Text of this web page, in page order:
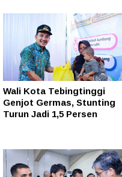
Wali Kota Tebingtinggi
Genjot Germas, Stunting
Turun Jadi 1,5 Persen